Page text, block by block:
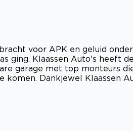
voor APK en geluid
ging. Klaassen Auto's heeft
garage met top monteurs
komen. Dankjewel Klaassen